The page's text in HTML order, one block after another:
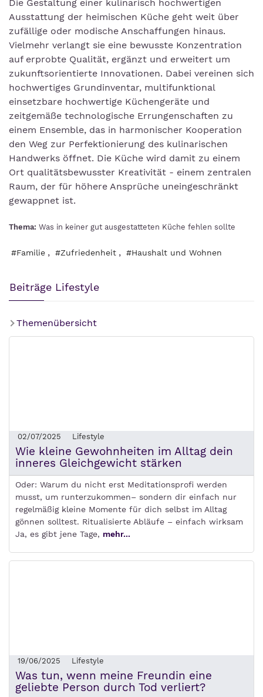
Die Gestaltung einer kulinarisch hochwertigen
Ausstattung der heimischen Küche geht weit über
zufällige oder modische Anschaffungen hinaus.
Vielmehr verlangt sie eine bewusste Konzentration
auf erprobte Qualität, ergänzt und erweitert um
zukunftsorientierte Innovationen. Dabei vereinen sich
hochwertiges Grundinventar, multifunktional
einsetzbare hochwertige Küchengeräte und
zeitgemäße technologische Errungenschaften zu
einem Ensemble, das in harmonischer Kooperation
den Weg zur Perfektionierung des kulinarischen
Handwerks öffnet. Die Küche wird damit zu einem
Ort qualitätsbewusster Kreativität - einem zentralen
Raum, der für höhere Ansprüche uneingeschränkt
gewappnet ist.
Thema: Was in keiner gut ausgestatteten Küche fehlen sollte
#Familie , #Zufriedenheit , #Haushalt und Wohnen
Beiträge Lifestyle
Themenübersicht
02/07/2025 Lifestyle
Wie kleine Gewohnheiten im Alltag dein
inneres Gleichgewicht stärken
Oder: Warum du nicht erst Meditationsprofi werden
musst, um runterzukommen– sondern dir einfach nur
regelmäßig kleine Momente für dich selbst im Alltag
gönnen solltest. Ritualisierte Abläufe – einfach wirksam
Ja, es gibt jene Tage, mehr...
19/06/2025 Lifestyle
Was tun, wenn meine Freundin eine
geliebte Person durch Tod verliert?